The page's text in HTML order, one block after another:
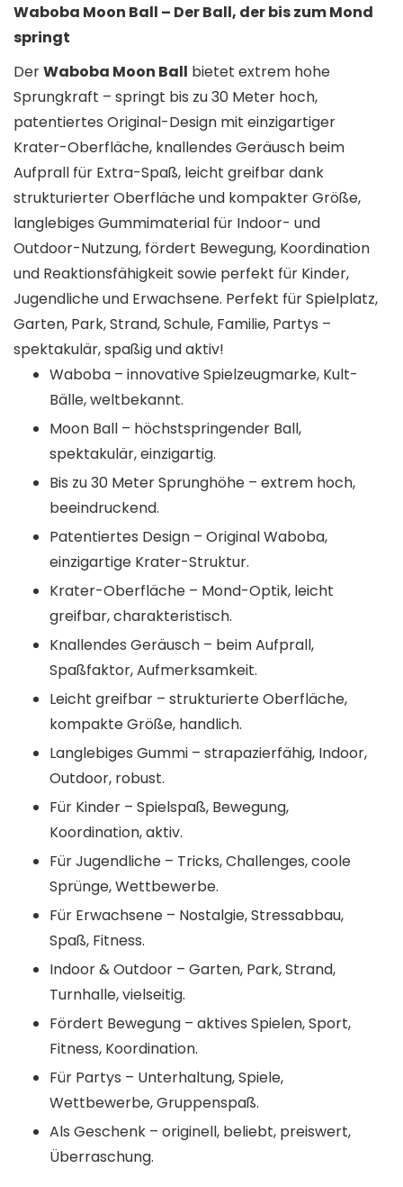
Waboba Moon Ball – Der Ball, der bis zum Mond
springt
DerWaboba Moon Ball bietet extrem hohe
Sprungkraft – springt bis zu 30 Meter hoch,
patentiertes Original-Design mit einzigartiger
Krater-Oberfläche, knallendes Geräusch beim
Aufprall für Extra-Spaß, leicht greifbar dank
strukturierter Oberfläche und kompakter Größe,
langlebiges Gummimaterial für Indoor- und
Outdoor-Nutzung, fördert Bewegung, Koordination
und Reaktionsfähigkeit sowie perfekt für Kinder,
Jugendliche und Erwachsene. Perfekt für Spielplatz,
Garten, Park, Strand, Schule, Familie, Partys –
spektakulär, spaßig und aktiv!
Waboba – innovative Spielzeugmarke, Kult-
Bälle, weltbekannt.
Moon Ball – höchstspringender Ball,
spektakulär, einzigartig.
Bis zu 30 Meter Sprunghöhe – extrem hoch,
beeindruckend.
Patentiertes Design – Original Waboba,
einzigartige Krater-Struktur.
Krater-Oberfläche – Mond-Optik, leicht
greifbar, charakteristisch.
Knallendes Geräusch – beim Aufprall,
Spaßfaktor, Aufmerksamkeit.
Leicht greifbar – strukturierte Oberfläche,
kompakte Größe, handlich.
Langlebiges Gummi – strapazierfähig, Indoor,
Outdoor, robust.
Für Kinder – Spielspaß, Bewegung,
Koordination, aktiv.
Für Jugendliche – Tricks, Challenges, coole
Sprünge, Wettbewerbe.
Für Erwachsene – Nostalgie, Stressabbau,
Spaß, Fitness.
Indoor & Outdoor – Garten, Park, Strand,
Turnhalle, vielseitig.
Fördert Bewegung – aktives Spielen, Sport,
Fitness, Koordination.
Für Partys – Unterhaltung, Spiele,
Wettbewerbe, Gruppenspaß.
Als Geschenk – originell, beliebt, preiswert,
Überraschung.